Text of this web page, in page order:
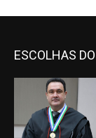
ESCOLHAS